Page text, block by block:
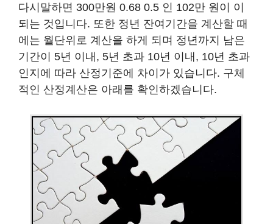
다시말하면 300만원 0.68 0.5 인 102만 원이 이
되는 것입니다. 또한 정년 잔여기간을 계산할 때
에는 월단위로 계산을 하게 되며 정년까지 남은
기간이 5년 이내, 5년 초과 10년 이내, 10년 초과
인지에 따라 산정기준에 차이가 있습니다. 구체
적인 산정계산은 아래를 확인하겠습니다.